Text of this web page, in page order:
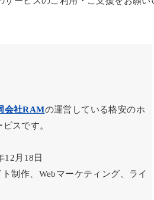
会社RAMの運営している格安のホ
スです。
12月18日
制作、Webマーケティング、ライ